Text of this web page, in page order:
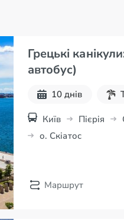
Грецькі
автобус)
10 днів
Київ Пієрія
о. Скіатос
Маршрут